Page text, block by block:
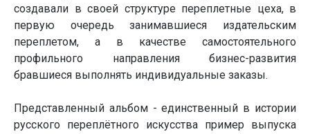
создавали в своей структуре переплетные цеха, в
первую очередь занимавшиеся издательским
переплетом, а в качестве самостоятельного
профильного направления бизнес-развития
бравшиеся выполнять индивидуальные заказы.
Представленный альбом - единственный в истории
русского переплётного искусства пример выпуска